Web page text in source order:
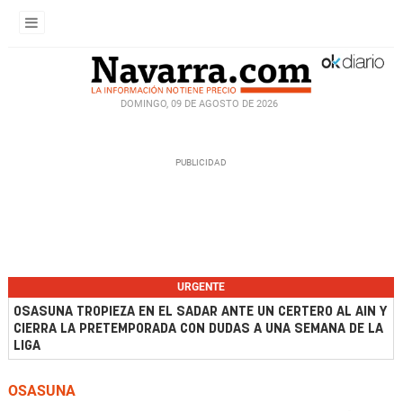
DOMINGO, 09 DE AGOSTO DE 2026
URGENTE
OSASUNA TROPIEZA EN EL SADAR ANTE UN CERTERO AL AIN Y
CIERRA LA PRETEMPORADA CON DUDAS A UNA SEMANA DE LA
LIGA
OSASUNA